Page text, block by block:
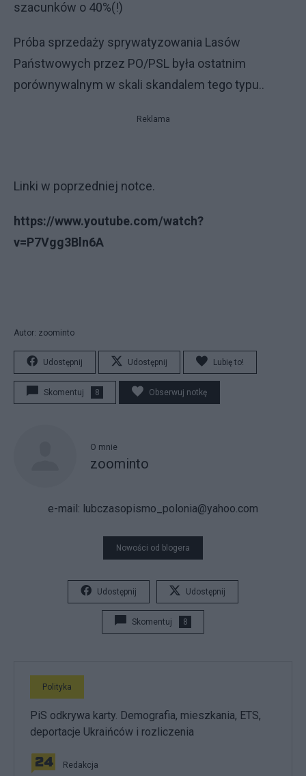
szacunków o 40%(!)
Próba sprzedaży sprywatyzowania Lasów
Państwowych przez PO/PSL była ostatnim
porównywalnym w skali skandalem tego typu..
Reklama
Linki w poprzedniej notce.
https://www.youtube.com/watch?
v=P7Vgg3Bln6A
Autor: zoominto
Udostępnij Udostępnij Lubię to!
Skomentuj 8 Obserwuj notkę
O mnie
zoominto
e-mail: lubczasopismo_polonia@yahoo.com
Nowości od blogera
Udostępnij Udostępnij
Skomentuj 8
Polityka
PiS odkrywa karty. Demografia, mieszkania, ETS,
deportacje Ukraińców i rozliczenia
Redakcja